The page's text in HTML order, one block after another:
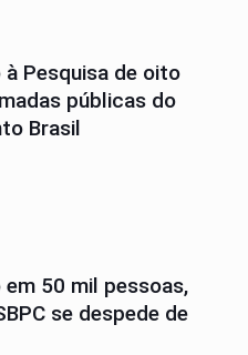
Pesquisa de oito
públicas do
Brasil
50 mil pessoas,
se despede de